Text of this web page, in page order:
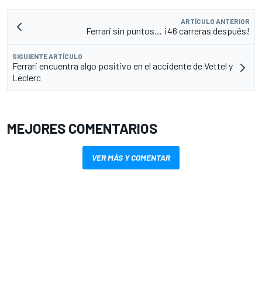
ARTÍCULO ANTERIOR
Ferrari sin puntos… ¡46 carreras después!
SIGUIENTE ARTÍCULO
Ferrari encuentra algo positivo en el accidente de Vettel y
Leclerc
MEJORES COMENTARIOS
VER MÁS Y COMENTAR